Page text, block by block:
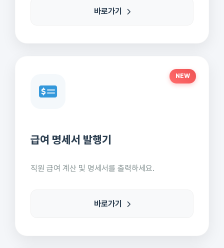
바로가기
NEW
급여 명세서 발행기
직원 급여 계산 및 명세서를 출력하세요.
바로가기